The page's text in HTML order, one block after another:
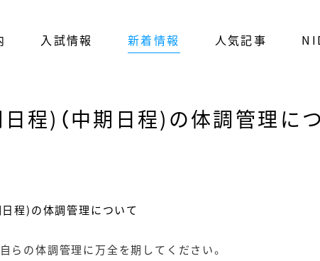
入試情報 新着情報 人気記事
程)（中期日程)の体調管理に
程)の体調管理について
らの体調管理に万全を期してください。